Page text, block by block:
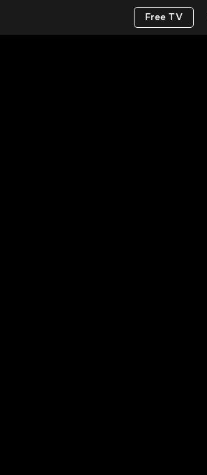
Free TV